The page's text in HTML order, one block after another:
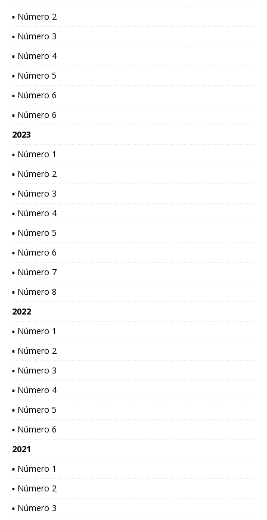
▪ Número 2
▪ Número 3
▪ Número 4
▪ Número 5
▪ Número 6
▪ Número 6
2023
▪ Número 1
▪ Número 2
▪ Número 3
▪ Número 4
▪ Número 5
▪ Número 6
▪ Número 7
▪ Número 8
2022
▪ Número 1
▪ Número 2
▪ Número 3
▪ Número 4
▪ Número 5
▪ Número 6
2021
▪ Número 1
▪ Número 2
▪ Número 3